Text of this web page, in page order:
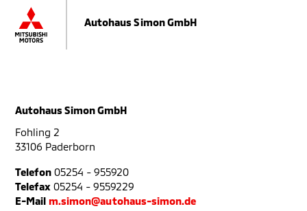
Autohaus Simon GmbH
Autohaus Simon GmbH
Fohling 2
33106 Paderborn
Telefon 05254 - 955920
Telefax 05254 - 9559229
E-Mail m.simon@autohaus-simon.de